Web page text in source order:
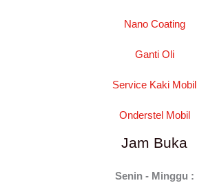
Nano Coating
Ganti Oli
Service Kaki Mobil
Onderstel Mobil
Jam Buka
Senin - Minggu :